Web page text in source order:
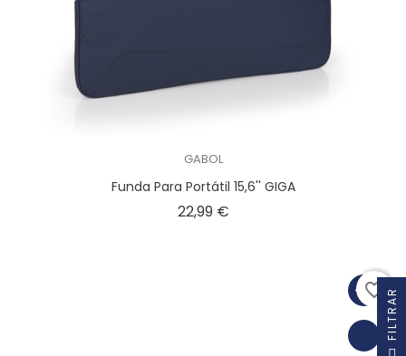
GABOL
Funda Para Portátil 15,6'' GIGA
22,99 €Precio
favorite_border R